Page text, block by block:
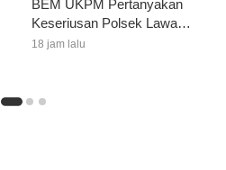
BEM UKPM Pertanyakan
Keseriusan Polsek Lawa
Tangani Kasus Pengeroyokan
18 jam lalu